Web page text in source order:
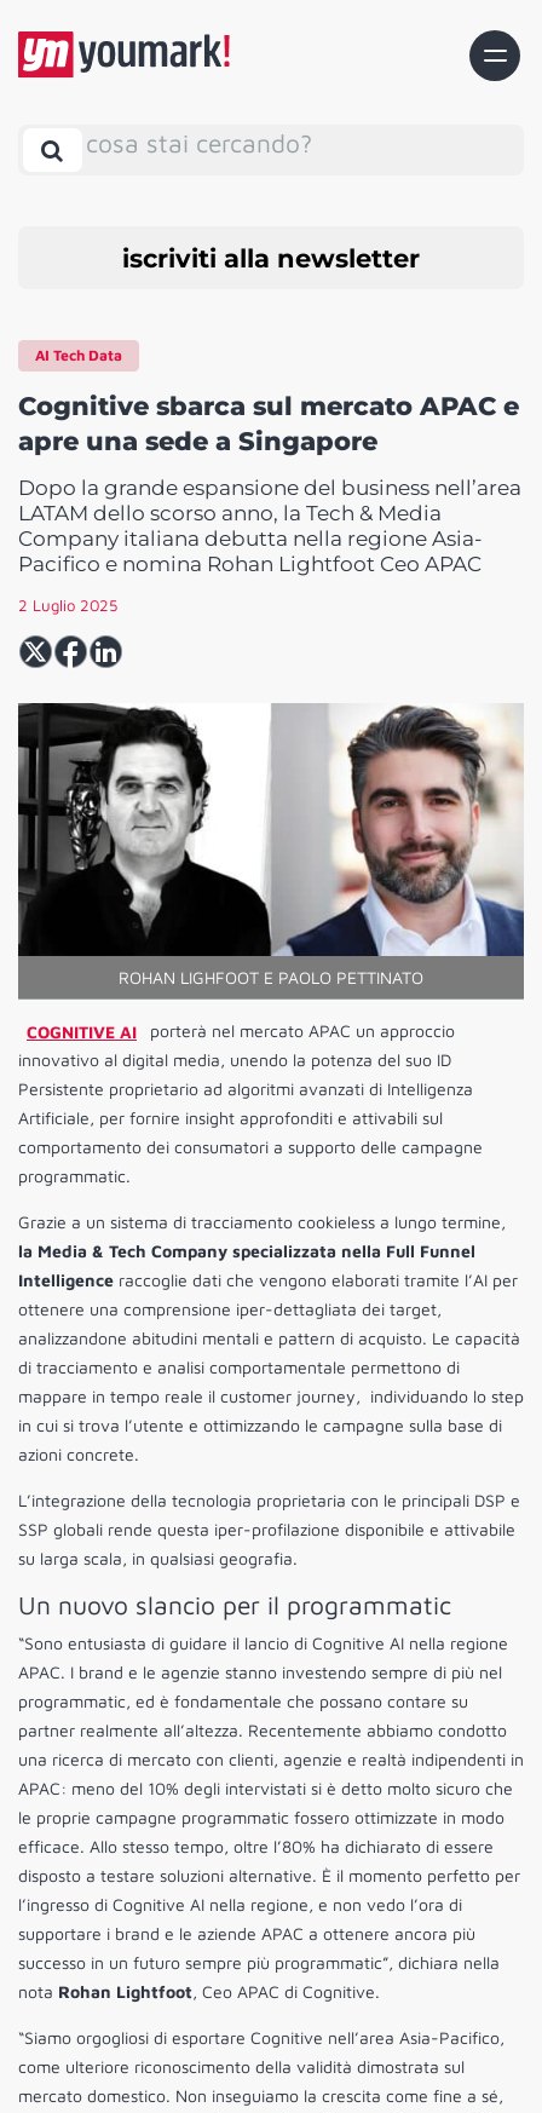
cosa stai cercando?
iscriviti alla newsletter
AI Tech Data
Cognitive sbarca sul mercato APAC e
apre una sede a Singapore
Dopo la grande espansione del business nell’area
LATAM dello scorso anno, la Tech & Media
Company italiana debutta nella regione Asia-
Pacifico e nomina Rohan Lightfoot Ceo APAC
2 Luglio 2025
ROHAN LIGHFOOT E PAOLO PETTINATO
COGNITIVE AI
porterà nel mercato APAC un approccio
innovativo al digital media, unendo la potenza del suo ID
Persistente proprietario ad algoritmi avanzati di Intelligenza
Artificiale, per fornire insight approfonditi e attivabili sul
comportamento dei consumatori a supporto delle campagne
programmatic.
Grazie a un sistema di tracciamento cookieless a lungo termine,
la Media & Tech Company specializzata nella Full Funnel
Intelligence raccoglie dati che vengono elaborati tramite l’AI per
ottenere una comprensione iper-dettagliata dei target,
analizzandone abitudini mentali e pattern di acquisto. Le capacità
di tracciamento e analisi comportamentale permettono di
mappare in tempo reale il customer journey, individuando lo step
in cui si trova l’utente e ottimizzando le campagne sulla base di
azioni concrete.
L’integrazione della tecnologia proprietaria con le principali DSP e
SSP globali rende questa iper-profilazione disponibile e attivabile
su larga scala, in qualsiasi geografia.
Un nuovo slancio per il programmatic
“Sono entusiasta di guidare il lancio di Cognitive AI nella regione
APAC. I brand e le agenzie stanno investendo sempre di più nel
programmatic, ed è fondamentale che possano contare su
partner realmente all’altezza. Recentemente abbiamo condotto
una ricerca di mercato con clienti, agenzie e realtà indipendenti in
APAC: meno del 10% degli intervistati si è detto molto sicuro che
le proprie campagne programmatic fossero ottimizzate in modo
efficace. Allo stesso tempo, oltre l’80% ha dichiarato di essere
disposto a testare soluzioni alternative. È il momento perfetto per
l’ingresso di Cognitive AI nella regione, e non vedo l’ora di
supportare i brand e le aziende APAC a ottenere ancora più
successo in un futuro sempre più programmatic”, dichiara nella
nota Rohan Lightfoot, Ceo APAC di Cognitive.
“Siamo orgogliosi di esportare Cognitive nell’area Asia-Pacifico,
come ulteriore riconoscimento della validità dimostrata sul
mercato domestico. Non inseguiamo la crescita come fine a sé,